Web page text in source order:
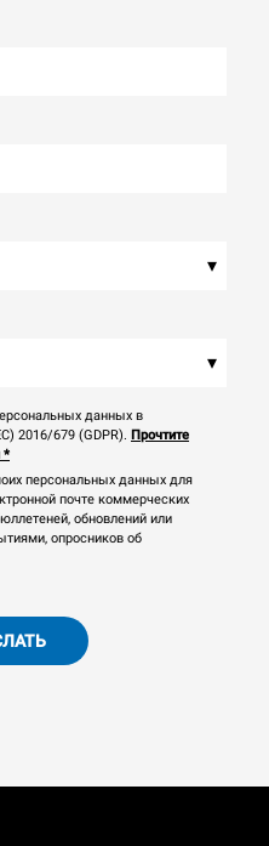
▾
▾
данных в
2016/679 (GDPR). Прочтите
*
персональных данных для
почте коммерческих
обновлений или
опросников об